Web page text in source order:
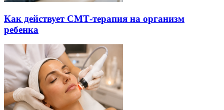
Как действует СМТ-терапия на организм
ребенка